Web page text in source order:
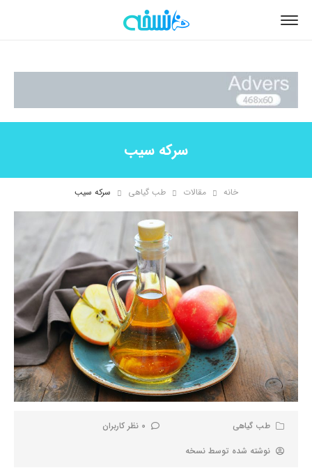
سرکه سیب
خانه مقالات طب گیاهی سرکه سیب
طب گیاهی
0 نظر کاربران
نوشته شده توسط نسخه